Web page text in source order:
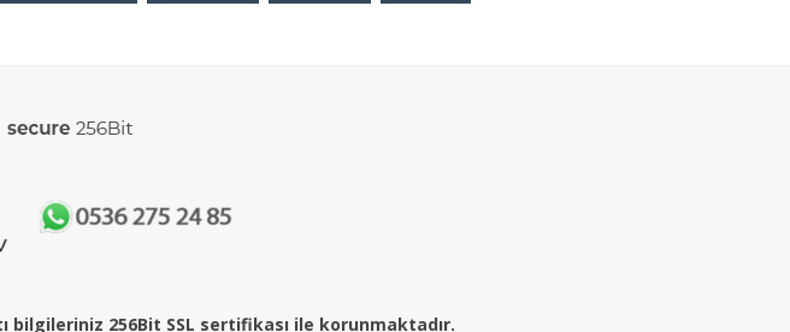
bilgileriniz 256Bit SSL sertifikası ile korunmaktadır.